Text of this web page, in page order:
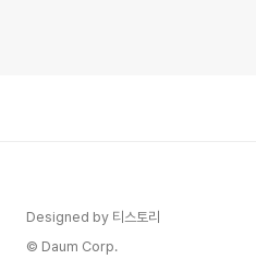
Designed by 티스토리
© Daum Corp.